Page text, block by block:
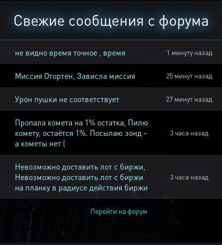
Свежие сообщения с форума
не видно время точное , время 1 минуту назад
Миссия Отортен, Зависла миссия 25 минут назад
Урон пушки не соответствует 27 минут назад
Пропала комета на 1% остатка, Пилю
комету, остаётся 1%. Посылаю зонд -
а кометы нет (
3 часа назад
Невозможно доставить лот с биржи,
Невозможно доставить лот с биржи
на планку в радиусе действия биржи
3 часа назад
Перейти на форум